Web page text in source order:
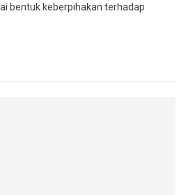
bentuk keberpihakan terhadap